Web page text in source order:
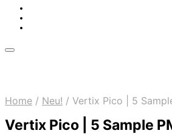
Home / Neu! / Vertix Pico | 5
Vertix Pico | 5 Sample